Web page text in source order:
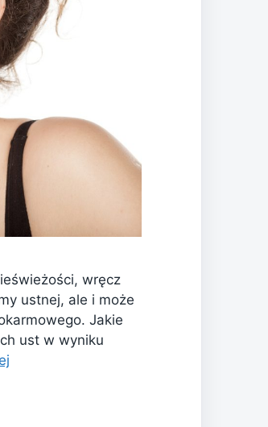
wręcz
ustnej, ale i może
Jakie
ust w wyniku